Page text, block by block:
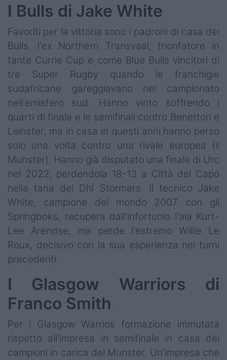
I Bulls di Jake White
Favoriti per la vittoria sono i padroni di casa dei
Bulls, l'ex Northern Transvaal, trionfatore in
tante Currie Cup e come Blue Bulls vincitori di
tre Super Rugby quando le franchigie
sudafricane gareggiavano nel campionato
nell'emisfero sud. Hanno vinto soffrendo i
quarti di finale e le semifinali contro Benetton e
Leinster, ma in casa in questi anni hanno perso
solo una volta contro una rivale europea (il
Munster). Hanno già disputato una finale di Urc
nel 2022, perdendola 18-13 a Città del Capo
nella tana dei Dhl Stormers. Il tecnico Jake
White, campione del mondo 2007 con gli
Springboks, recupera dall'infortunio l'ala Kurt-
Lee Arendse, ma perde l'estremo Willie Le
Roux, decisivo con la sua esperienza nei turni
precedenti.
I Glasgow Warriors di
Franco Smith
Per i Glasgow Warrios formazione immutata
rispetto all'impresa in semifinale in casa dei
campioni in carica del Munster. Un'impresa che